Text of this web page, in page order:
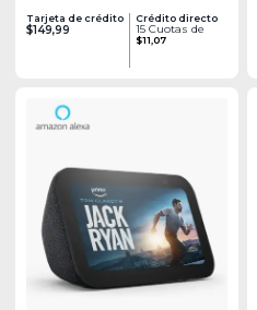
Tarjeta de crédito
$149,99
Crédito directo
15 Cuotas de
$11,07